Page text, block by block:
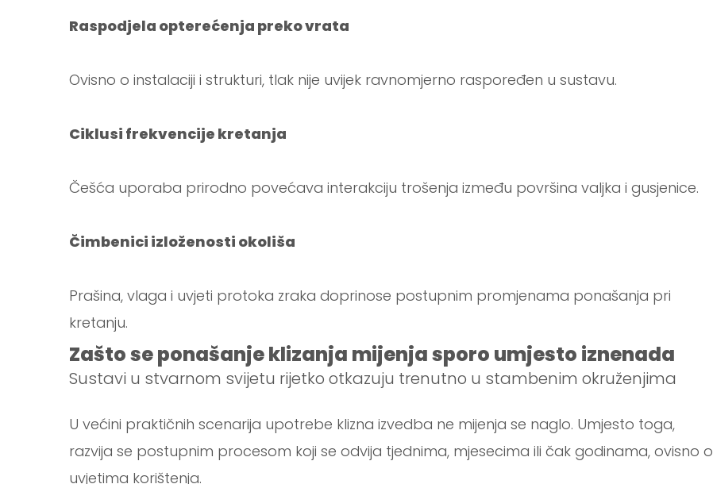
Raspodjela opterećenja preko vrata
Ovisno o instalaciji i strukturi, tlak nije uvijek ravnomjerno raspoređen u sustavu.
Ciklusi frekvencije kretanja
Češća uporaba prirodno povećava interakciju trošenja između površina valjka i gusjenice.
Čimbenici izloženosti okoliša
Prašina, vlaga i uvjeti protoka zraka doprinose postupnim promjenama ponašanja pri
kretanju.
Zašto se ponašanje klizanja mijenja sporo umjesto iznenada
Sustavi u stvarnom svijetu rijetko otkazuju trenutno u stambenim okruženjima
U većini praktičnih scenarija upotrebe klizna izvedba ne mijenja se naglo. Umjesto toga,
razvija se postupnim procesom koji se odvija tjednima, mjesecima ili čak godinama, ovisno o
uvjetima korištenja.